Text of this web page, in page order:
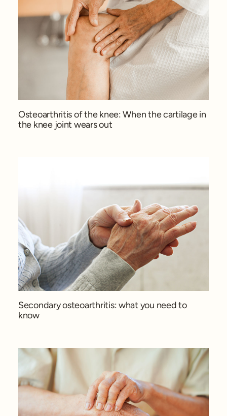
Osteoarthritis of the knee: When the cartilage in
the knee joint wears out
Secondary osteoarthritis: what you need to
know